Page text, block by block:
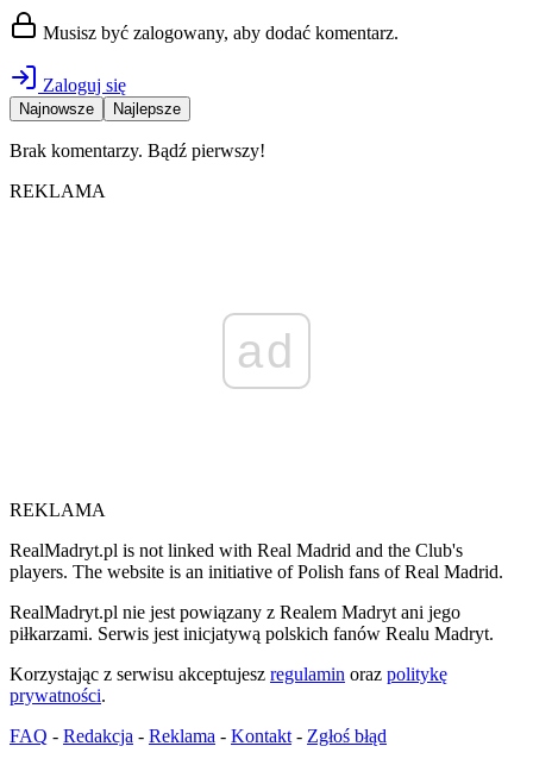
Musisz być zalogowany, aby dodać komentarz.
Zaloguj się
Najnowsze Najlepsze
Brak komentarzy. Bądź pierwszy!
REKLAMA
ad
REKLAMA
RealMadryt.pl is not linked with Real Madrid and the Club's
players. The website is an initiative of Polish fans of Real Madrid.
RealMadryt.pl nie jest powiązany z Realem Madryt ani jego
piłkarzami. Serwis jest inicjatywą polskich fanów Realu Madryt.
Korzystając z serwisu akceptujesz regulamin oraz politykę
prywatności.
FAQ - Redakcja - Reklama - Kontakt - Zgłoś błąd